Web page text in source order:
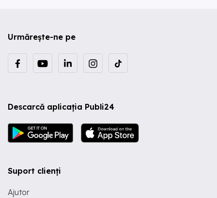
Urmărește-ne pe
Descarcă aplicația Publi24
Suport clienți
Ajutor